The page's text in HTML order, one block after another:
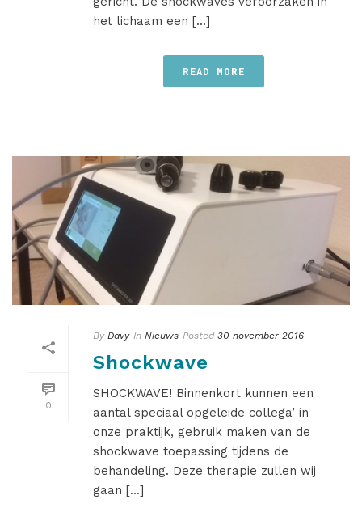
het lichaam een [...]
READ MORE
0
By Davy In Nieuws Posted 30 november 2016
Shockwave
SHOCKWAVE! Binnenkort kunnen een
aantal speciaal opgeleide collega’ in
onze praktijk, gebruik maken van de
shockwave toepassing tijdens de
behandeling. Deze therapie zullen wij
gaan [...]